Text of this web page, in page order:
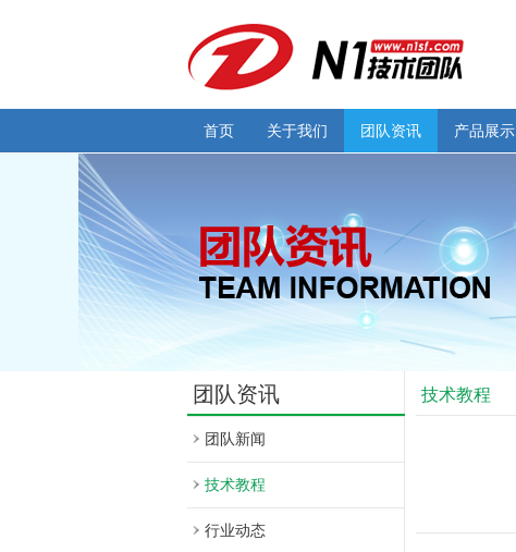
首页 关于我们 团队资讯 产品展示
团队资讯
团队新闻
技术教程
行业动态
技术教程